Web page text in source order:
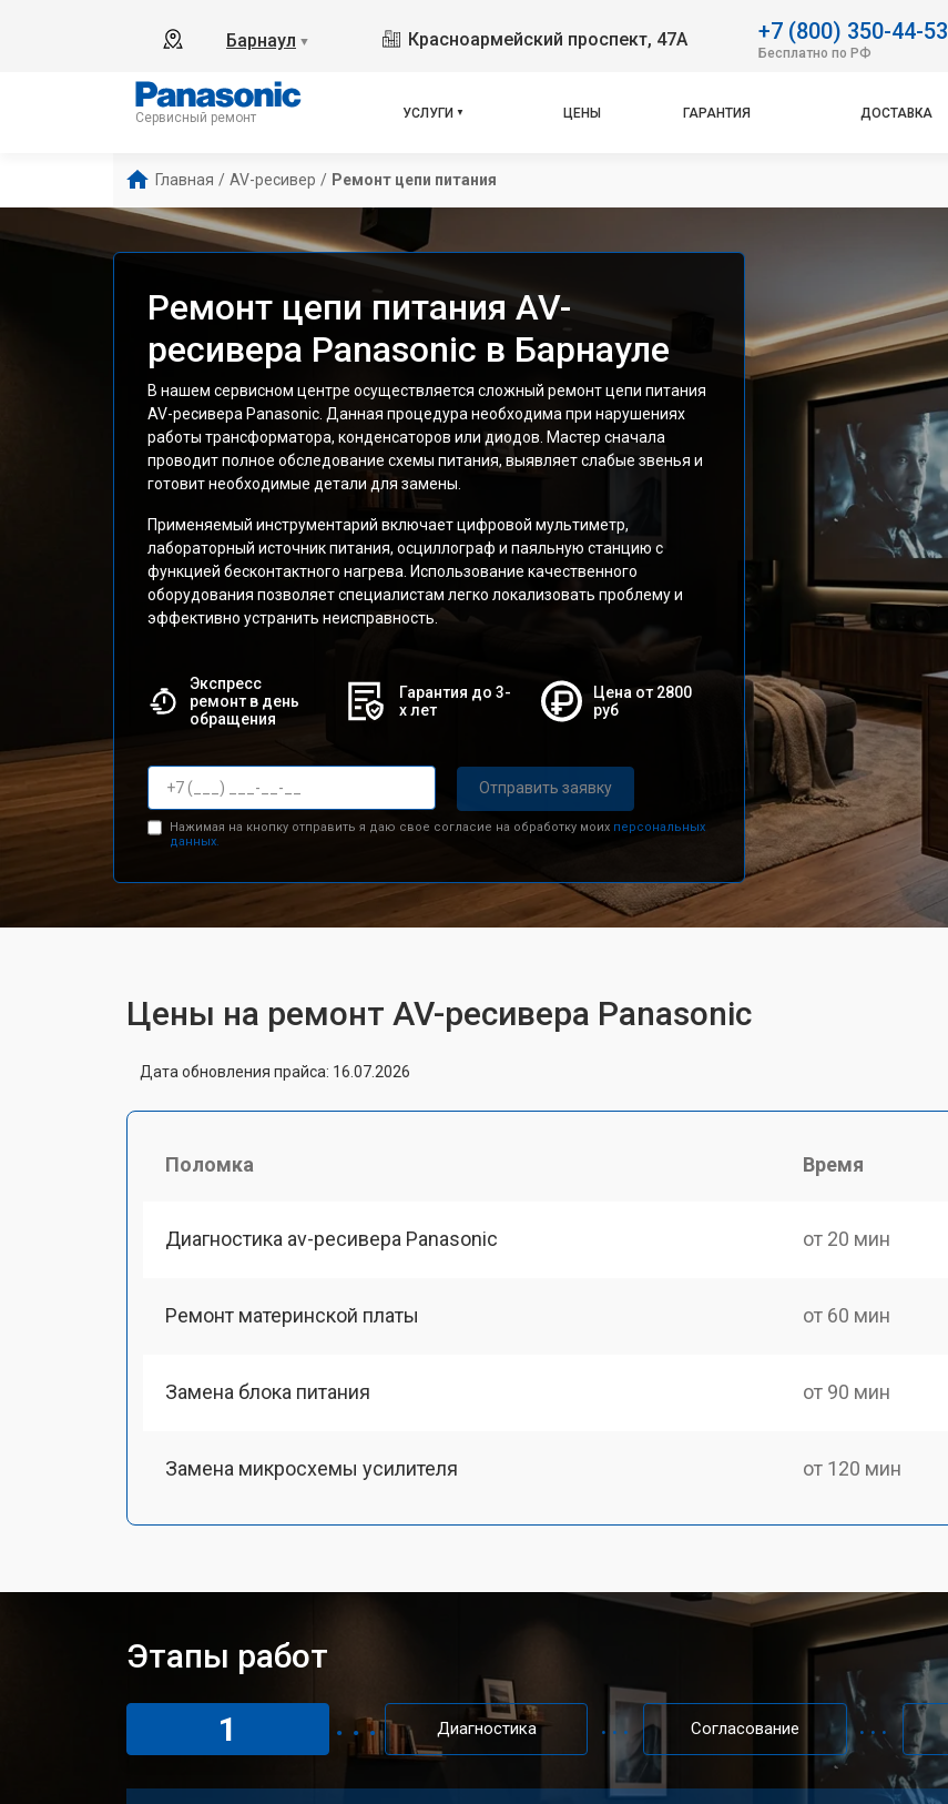
Барнаул ▼ Красноармейский проспект, 47А +7 (800) 350-44-53
Бесплатно по РФ
Сервисный ремонт УСЛУГИ ЦЕНЫ ГАРАНТИЯ ДОСТАВКА
Главная / AV-ресивер / Ремонт цепи питания
Ремонт цепи питания AV-
ресивера Panasonic в Барнауле
В нашем сервисном центре осуществляется сложный ремонт цепи питания
AV-ресивера Panasonic. Данная процедура необходима при нарушениях
работы трансформатора, конденсаторов или диодов. Мастер сначала
проводит полное обследование схемы питания, выявляет слабые звенья и
готовит необходимые детали для замены.
Применяемый инструментарий включает цифровой мультиметр,
лабораторный источник питания, осциллограф и паяльную станцию с
функцией бесконтактного нагрева. Использование качественного
оборудования позволяет специалистам легко локализовать проблему и
эффективно устранить неисправность.
Экспресс
ремонт в день
обращения
Гарантия до 3-
х лет
Цена от 2800
руб
Отправить заявку
Нажимая на кнопку отправить я даю свое согласие на обработку моих персональных
данных.
Цены на ремонт AV-ресивера Panasonic
Дата обновления прайса: 16.07.2026
Поломка Время
Диагностика av-ресивера Panasonic от 20 мин
Ремонт материнской платы от 60 мин
Замена блока питания от 90 мин
Замена микросхемы усилителя от 120 мин
Этапы работ
1
Диагностика Согласование